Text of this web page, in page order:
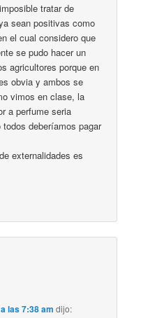
tratar de
sean positivas como
el cual considero que
se pudo hacer un
agricultores porque en
obvia y ambos se
vimos en clase, la
a perfume seria
deberíamos pagar
externalidades es
las 7:38 am dijo: